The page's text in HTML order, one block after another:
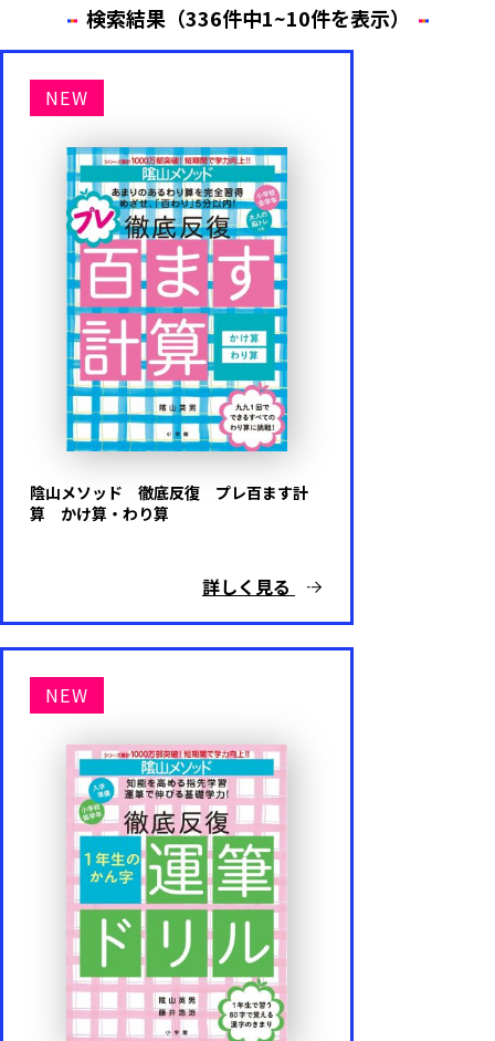
1歳
4歳
5歳
内容
もじ・ことば
かず
めいろ
知育・育脳
えいご
プログラミング
その他
難易度
検索結果（336件中1~10件を表示）
NEW
陰山メソッド 徹底反復 プレ百ます計
算 かけ算・わり算
詳しく見る
NEW